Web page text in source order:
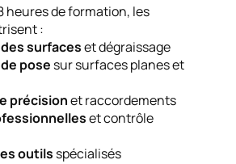
heures de formation, les
:
surfaceset dégraissage
pose sur surfaces planes et
précisionet raccordements
et contrôle
outils spécialisés